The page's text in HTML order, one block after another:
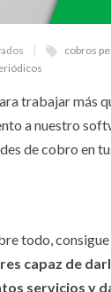
cobros
trabajar más
a nuestro
de cobro en
todo,
capaz de
servicios y